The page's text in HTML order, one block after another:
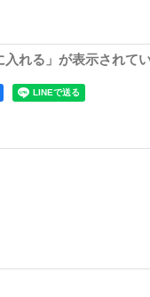
れる」が表示されて